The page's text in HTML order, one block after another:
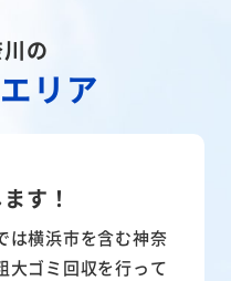
の
リア
す！
は横浜市を含む神奈
大ゴミ回収を行って